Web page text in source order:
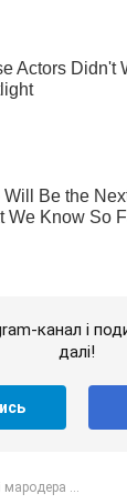
канал і
далі!
мародера ...